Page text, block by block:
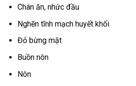
Chán ăn, nhức đầu
Nghẽn tĩnh mạch huyết khối
Đỏ bừng mặt
Buồn nôn
Nôn